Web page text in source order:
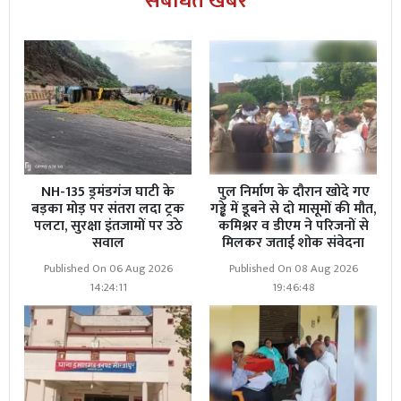
NH-135 ड्रमंडगंज घाटी के
बड़का मोड़ पर संतरा लदा ट्रक
पलटा, सुरक्षा इंतजामों पर उठे
सवाल
Published On 06 Aug 2026
14:24:11
पुल निर्माण के दौरान खोदे गए
गड्ढे में डूबने से दो मासूमों की मौत,
कमिश्नर व डीएम ने परिजनों से
मिलकर जताई शोक संवेदना
Published On 08 Aug 2026
19:46:48